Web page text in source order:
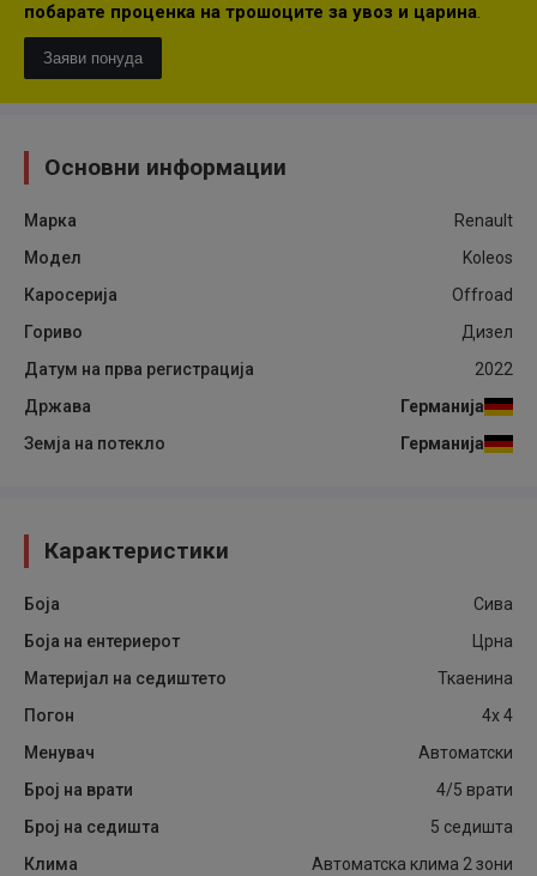
побарате проценка на трошоците за увоз и царина.
Заяви понуда
Основни информации
Марка
Renault
Модел
Koleos
Каросерија
Offroad
Гориво
Дизел
Датум на прва регистрација
2022
Држава
Германија
Земја на потекло
Германија
Карактеристики
Боја
Сива
Боја на ентериерот
Црна
Материјал на седиштето
Ткаенина
Погон
4x 4
Менувач
Автоматски
Број на врати
4/5 врати
Број на седишта
5 седишта
Клима
Автоматска клима 2 зони